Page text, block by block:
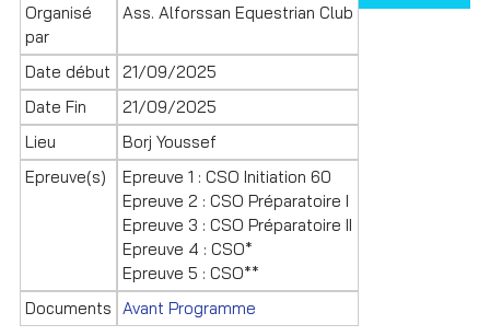
Organisé
par
Ass. Alforssan Equestrian Club
Date début
21/09/2025
Date Fin
21/09/2025
Lieu
Borj Youssef
Epreuve(s)
Epreuve 1 : CSO Initiation 60
Epreuve 2 : CSO Préparatoire I
Epreuve 3 : CSO Préparatoire II
Epreuve 4 : CSO*
Epreuve 5 : CSO**
Documents Avant Programme